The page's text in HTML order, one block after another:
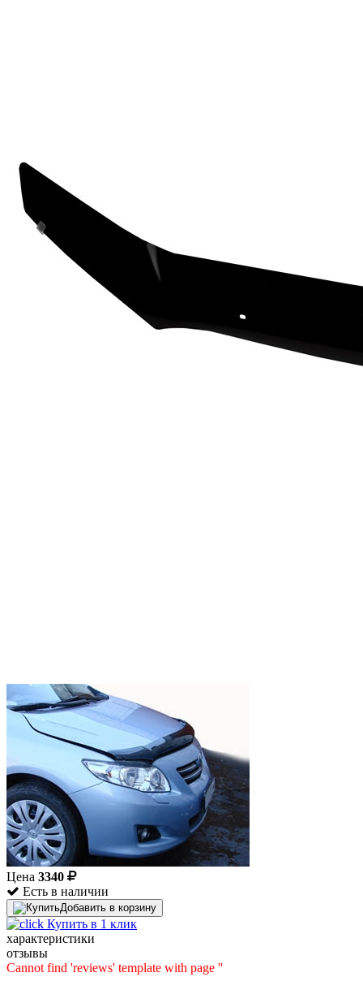
Цена 3340
Есть в наличии
Добавить в корзину
Купить в 1 клик
характеристики
отзывы
Cannot find 'reviews' template with page ''